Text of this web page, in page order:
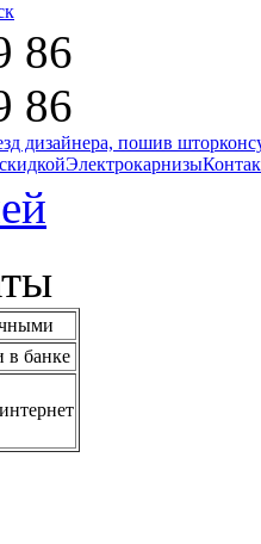
86
86
дизайнера, пошив штор
Электрокарнизы
в банке